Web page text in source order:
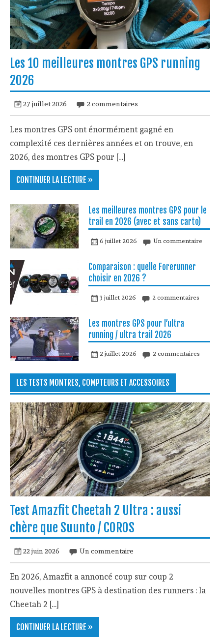
Les 10 meilleures montres GPS running
2026
27 juillet 2026 2 commentaires
Les montres GPS ont énormément gagné en
complexité ces dernières années et on trouve, en
2026, des montres GPS pour […]
CONTINUER LA LECTURE »
Les meilleures montres GPS pour le
trail en 2026 (avec et sans carto)
6 juillet 2026 Un commentaire
Comparaison : quelle Forerunner
choisir en 2026 ?
3 juillet 2026 2 commentaires
Les montres GPS pour l’ultra
running / ultra trail 2026
2 juillet 2026 2 commentaires
LES TESTS MONTRES, COMPTEURS ET ACCESSOIRES
Test Amazfit Cheetah 2 Ultra : aussi
chère que Suunto / COROS
22 juin 2026 Un commentaire
En 2026, Amazfit a annoncé coup sur coup 2
nouvelles montres GPS à destination des runners : la
Cheetah 2 […]
CONTINUER LA LECTURE »